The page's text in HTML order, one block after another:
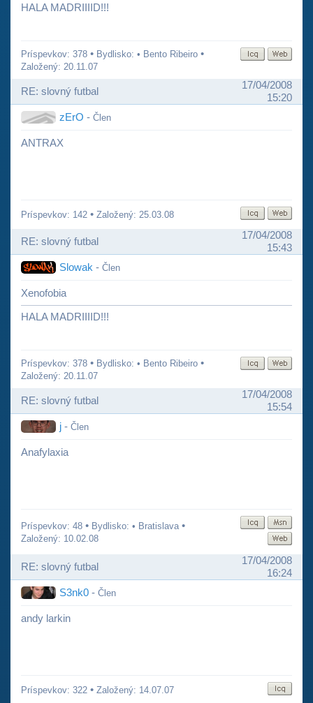
HALA MADRIIIID!!!
Príspevkov: 378 • Bydlisko: • Bento Ribeiro •
Založený: 20.11.07
RE: slovný futbal
17/04/2008
15:20
zErO - Člen
ANTRAX
Príspevkov: 142 • Založený: 25.03.08
RE: slovný futbal
17/04/2008
15:43
Slowak - Člen
Xenofobia
HALA MADRIIIID!!!
Príspevkov: 378 • Bydlisko: • Bento Ribeiro •
Založený: 20.11.07
RE: slovný futbal
17/04/2008
15:54
j - Člen
Anafylaxia
Príspevkov: 48 • Bydlisko: • Bratislava •
Založený: 10.02.08
RE: slovný futbal
17/04/2008
16:24
S3nk0 - Člen
andy larkin
Príspevkov: 322 • Založený: 14.07.07